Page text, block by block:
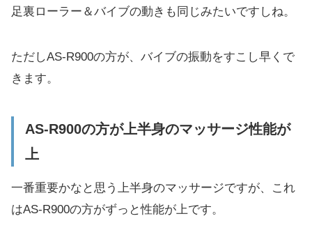
足裏ローラー＆バイブの動きも同じみたいですしね。
ただしAS-R900の方が、バイブの振動をすこし早くで
きます。
AS-R900の方が上半身のマッサージ性能が
上
一番重要かなと思う上半身のマッサージですが、これ
はAS-R900の方がずっと性能が上です。